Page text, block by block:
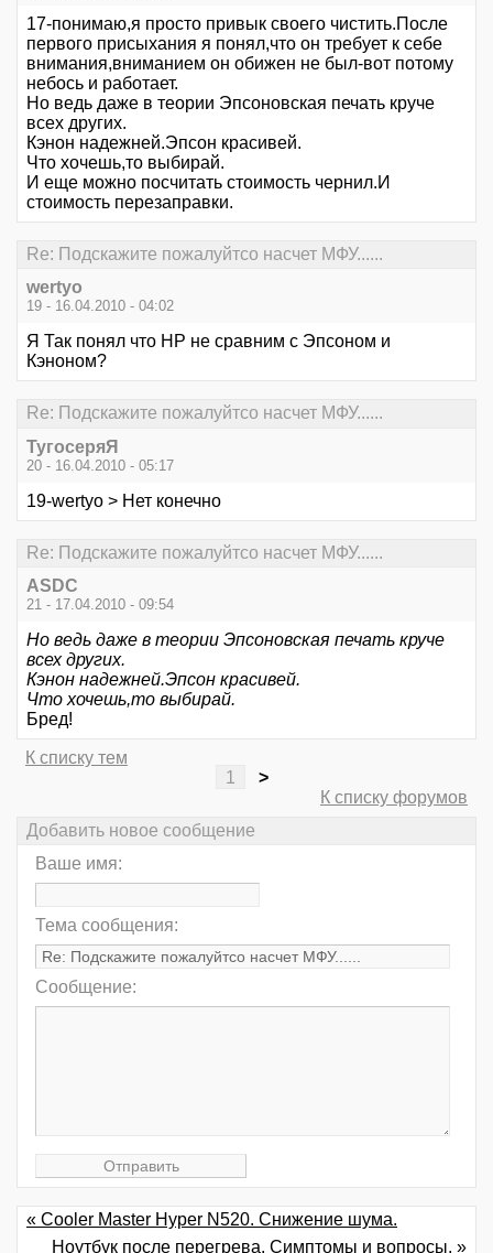
17-понимаю,я просто привык своего чистить.После
первого присыхания я понял,что он требует к себе
внимания,вниманием он обижен не был-вот потому
небось и работает.
Но ведь даже в теории Эпсоновская печать круче
всех других.
Кэнон надежней.Эпсон красивей.
Что хочешь,то выбирай.
И еще можно посчитать стоимость чернил.И
стоимость перезаправки.
Re: Подскажите пожалуйтсо насчет МФУ......
wertyo
19 - 16.04.2010 - 04:02
Я Так понял что НР не сравним с Эпсоном и
Кэноном?
Re: Подскажите пожалуйтсо насчет МФУ......
ТугосеряЯ
20 - 16.04.2010 - 05:17
19-wertyo > Нет конечно
Re: Подскажите пожалуйтсо насчет МФУ......
ASDC
21 - 17.04.2010 - 09:54
Но ведь даже в теории Эпсоновская печать круче
всех других.
Кэнон надежней.Эпсон красивей.
Что хочешь,то выбирай.
Бред!
К списку тем
1
>
К списку форумов
Добавить новое сообщение
Ваше имя:
Тема сообщения:
Сообщение:
« Cooler Master Hyper N520. Снижение шума.
Ноутбук после перегрева. Симптомы и вопросы. »